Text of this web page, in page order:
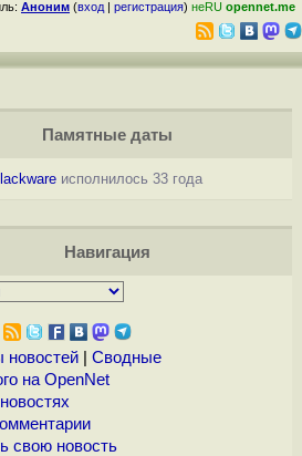
Аноним (вход | регистрация) неRU opennet.me
Памятные даты
исполнилось 33 года
Навигация
новостей| Сводные
на OpenNet
свою новость